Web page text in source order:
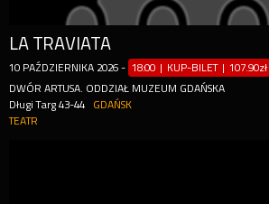
LA TRAVIATA
10 PAŹDZIERNIKA 2026 - 18:00 | KUP-BILET |107.90zł
DWÓR ARTUSA. ODDZIAŁ MUZEUM GDAŃSKA
Długi Targ 43-44
GDAŃSK
TEATR